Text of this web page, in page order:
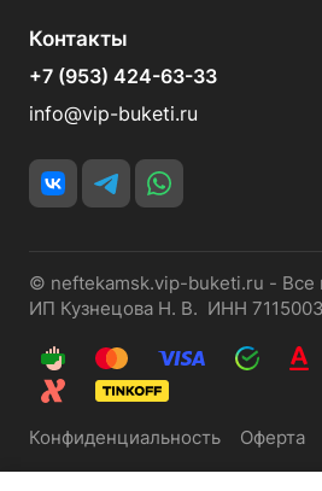
Контакты
+7 (953) 424-63-33
info@vip-buketi.ru
© neftekamsk.vip-buketi.ru - Все
ИП Кузнецова Н. В. ИНН
Конфиденциальность Оферта